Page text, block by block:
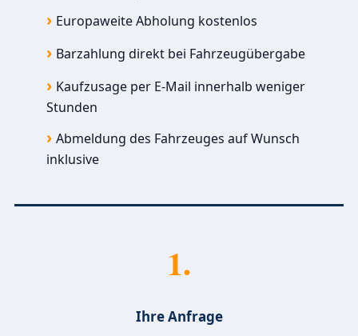
Europaweite Abholung kostenlos
Barzahlung direkt bei Fahrzeugübergabe
Kaufzusage per E-Mail innerhalb weniger
Stunden
Abmeldung des Fahrzeuges auf Wunsch
inklusive
1.
Ihre Anfrage